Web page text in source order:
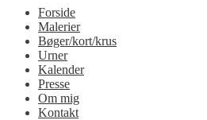
Forside
Malerier
Bøger/kort/krus
Urner
Kalender
Presse
Om mig
Kontakt